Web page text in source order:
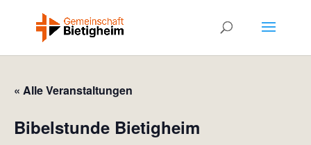
« Alle Veranstaltungen
Bibelstunde Bietigheim